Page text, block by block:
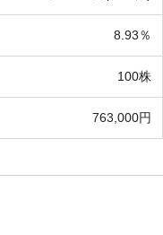
8.93％
100株
763,000円